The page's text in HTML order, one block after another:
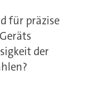
für präzise
der